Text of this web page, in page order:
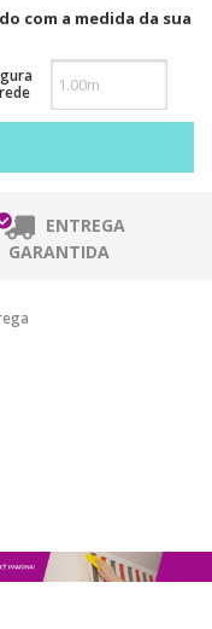
com a medida da sua
ENTREGA
GARANTIDA